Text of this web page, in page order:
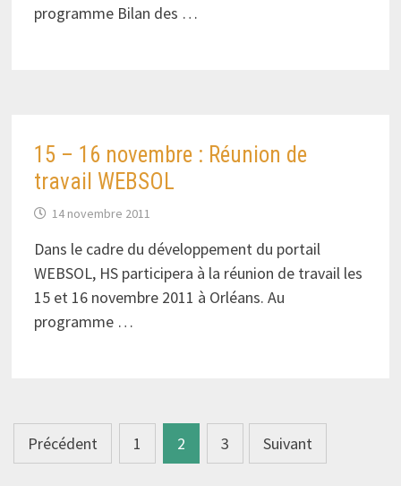
programme Bilan des …
15 – 16 novembre : Réunion de
travail WEBSOL
14 novembre 2011
Dans le cadre du développement du portail
WEBSOL, HS participera à la réunion de travail les
15 et 16 novembre 2011 à Orléans. Au
programme …
Pagination
des
Précédent 1 2 3 Suivant